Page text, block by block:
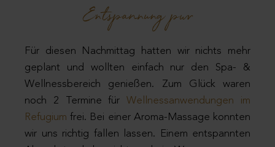
Entspannung pur
Für diesen Nachmittag hatten wir nichts mehr
geplant und wollten einfach nur den Spa- &
Wellnessbereich genießen. Zum Glück waren
noch 2 Termine fürWellnessanwendungen im
Refugium frei. Bei einer Aroma-Massage konnten
wir uns richtig fallen lassen. Einem entspannten